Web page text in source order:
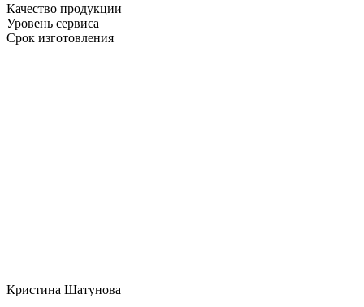
Качество продукции
Уровень сервиса
Срок изготовления
Кристина Шатунова